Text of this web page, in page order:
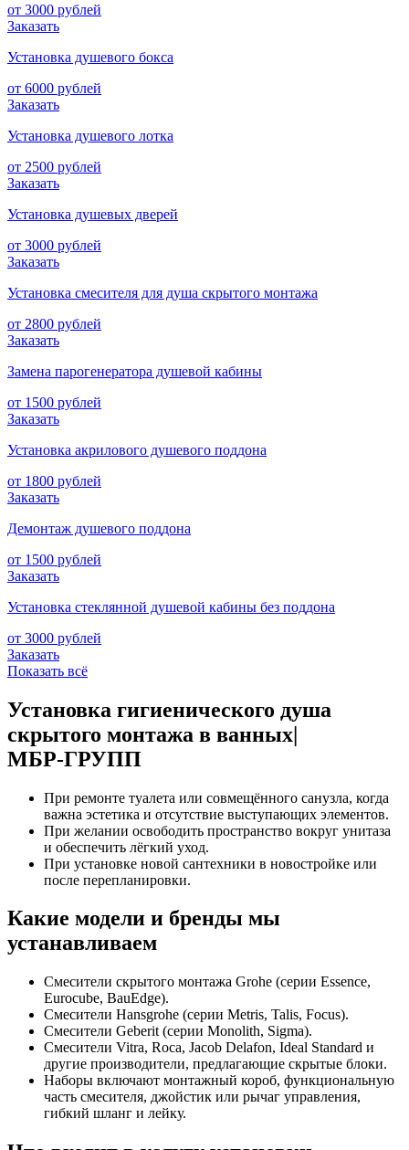
от 3000 рублей
Заказать
Установка душевого бокса
от 6000 рублей
Заказать
Установка душевого лотка
от 2500 рублей
Заказать
Установка душевых дверей
от 3000 рублей
Заказать
Установка смесителя для душа скрытого монтажа
от 2800 рублей
Заказать
Замена парогенератора душевой кабины
от 1500 рублей
Заказать
Установка акрилового душевого поддона
от 1800 рублей
Заказать
Демонтаж душевого поддона
от 1500 рублей
Заказать
Установка стеклянной душевой кабины без поддона
от 3000 рублей
Заказать
Показать всё
Установка гигиенического душа
скрытого монтажа в ванных|
МБР‑ГРУПП
При ремонте туалета или совмещённого санузла, когда
важна эстетика и отсутствие выступающих элементов.
При желании освободить пространство вокруг унитаза
и обеспечить лёгкий уход.
При установке новой сантехники в новостройке или
после перепланировки.
Какие модели и бренды мы
устанавливаем
Смесители скрытого монтажа Grohe (серии Essence,
Eurocube, BauEdge).
Смесители Hansgrohe (серии Metris, Talis, Focus).
Смесители Geberit (серии Monolith, Sigma).
Смесители Vitra, Roca, Jacob Delafon, Ideal Standard и
другие производители, предлагающие скрытые блоки.
Наборы включают монтажный короб, функциональную
часть смесителя, джойстик или рычаг управления,
гибкий шланг и лейку.